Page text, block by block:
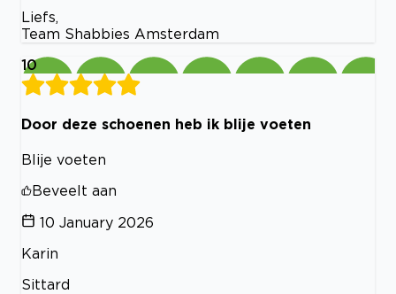
Liefs,
Team Shabbies Amsterdam
10
Door deze schoenen heb ik blije voeten
Blije voeten
Beveelt aan
10 January 2026
Karin
Sittard